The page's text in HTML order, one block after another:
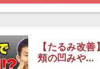
【たるみ改
頬の凹みや…